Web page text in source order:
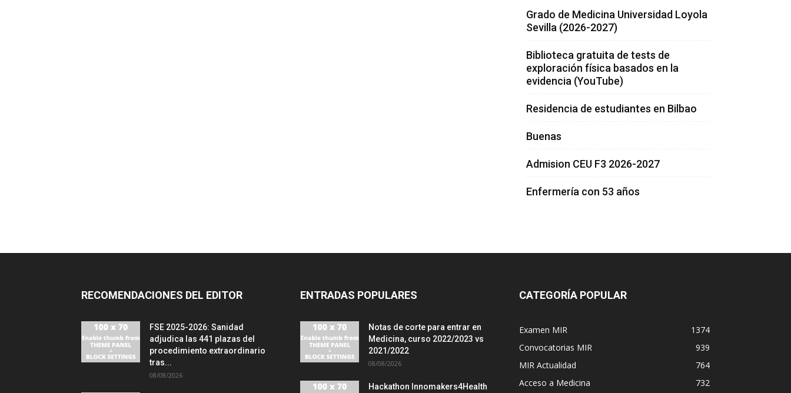
Grado de Medicina Universidad Loyola
Sevilla (2026-2027)
Biblioteca gratuita de tests de
exploración física basados en la
evidencia (YouTube)
Residencia de estudiantes en Bilbao
Buenas
Admision CEU F3 2026-2027
Enfermería con 53 años
RECOMENDACIONES DEL EDITOR
FSE 2025-2026: Sanidad
adjudica las 441 plazas del
procedimiento extraordinario
tras...
08/08/2026
ENTRADAS POPULARES
Notas de corte para entrar en
Medicina, curso 2022/2023 vs
2021/2022
08/08/2026
Hackathon Innomakers4Health
CATEGORÍA POPULAR
Examen MIR
1374
Convocatorias MIR
939
MIR Actualidad
764
Acceso a Medicina
732